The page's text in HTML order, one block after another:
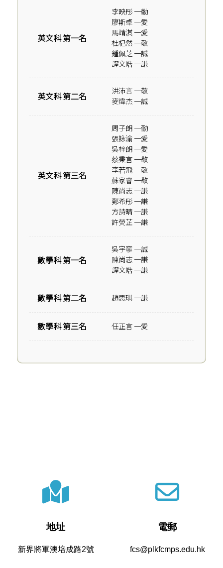
英文科 第一名
李映彤 一勤
廖斯卓 一愛
馬靖淇 一愛
杜杞然 一敬
鍾佩芝 一誠
譚文皓 一謙
英文科 第二名
洪沛言 一敬
麥煒杰 一誠
英文科 第三名
周子朗 一勤
張詠渝 一愛
吳梓朗 一愛
蔡秉言 一敬
李若飛 一敬
蘇家睿 一敬
陳尚志 一謙
鄭希彤 一謙
方詩晴 一謙
許熒芷 一謙
數學科 第一名
吳宇寧 一誠
陳尚志 一謙
譚文皓 一謙
數學科 第二名 趙思琪 一謙
數學科 第三名 任正言 一愛
地址
新界將軍澳培成路2號
電郵
fcs@plkfcmps.edu.hk